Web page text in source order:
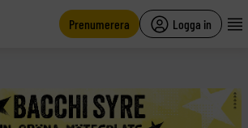
Prenumerera Logga in